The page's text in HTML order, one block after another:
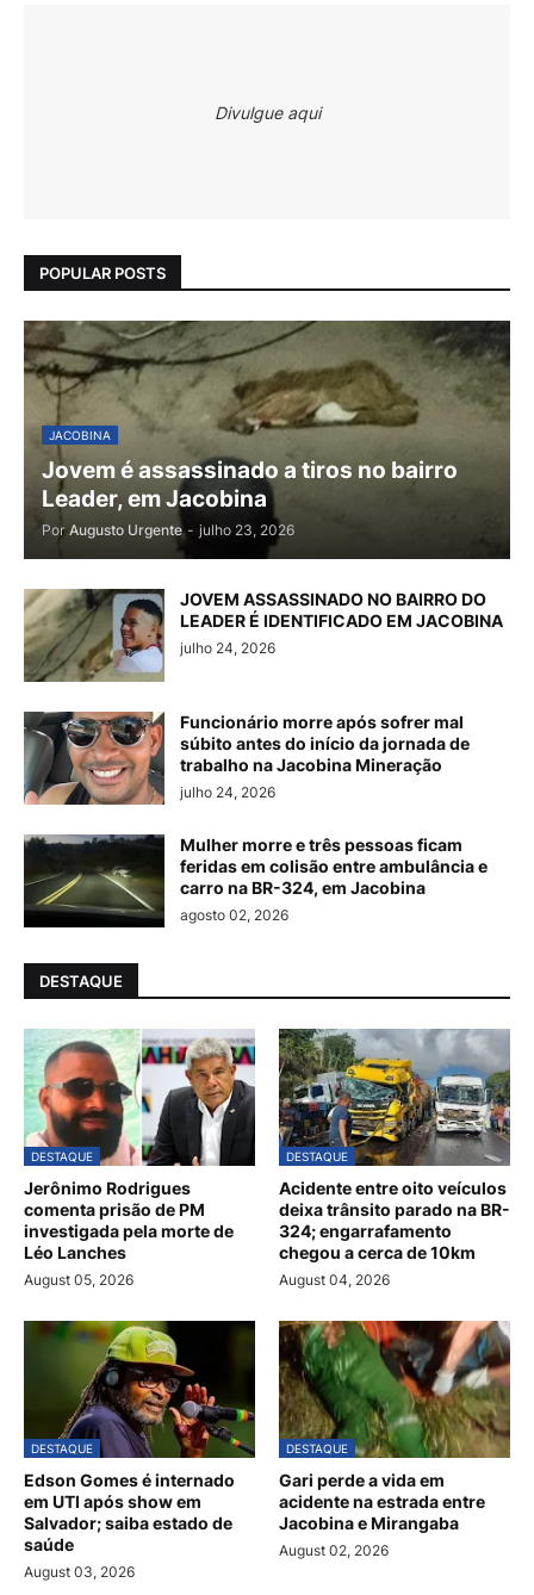
Divulgue aqui
POPULAR POSTS
JACOBINA
Jovem é assassinado a tiros no bairro
Leader, em Jacobina
Por Augusto Urgente - julho 23, 2026
JOVEM ASSASSINADO NO BAIRRO DO
LEADER É IDENTIFICADO EM JACOBINA
julho 24, 2026
Funcionário morre após sofrer mal
súbito antes do início da jornada de
trabalho na Jacobina Mineração
julho 24, 2026
Mulher morre e três pessoas ficam
feridas em colisão entre ambulância e
carro na BR-324, em Jacobina
agosto 02, 2026
DESTAQUE
DESTAQUE
Jerônimo Rodrigues
comenta prisão de PM
investigada pela morte de
Léo Lanches
August 05, 2026
DESTAQUE
Acidente entre oito veículos
deixa trânsito parado na BR-
324; engarrafamento
chegou a cerca de 10km
August 04, 2026
DESTAQUE
Edson Gomes é internado
em UTI após show em
Salvador; saiba estado de
saúde
August 03, 2026
DESTAQUE
Gari perde a vida em
acidente na estrada entre
Jacobina e Mirangaba
August 02, 2026